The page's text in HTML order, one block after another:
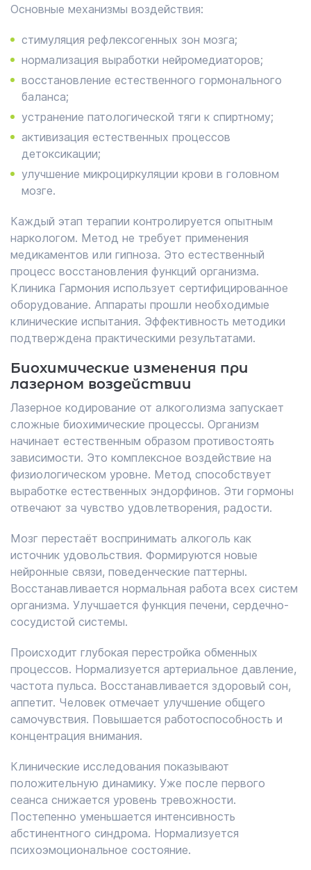
Основные механизмы воздействия:
стимуляция рефлексогенных зон мозга;
нормализация выработки нейромедиаторов;
восстановление естественного гормонального
баланса;
устранение патологической тяги к спиртному;
активизация естественных процессов
детоксикации;
улучшение микроциркуляции крови в головном
мозге.
Каждый этап терапии контролируется опытным
наркологом. Метод не требует применения
медикаментов или гипноза. Это естественный
процесс восстановления функций организма.
Клиника Гармония использует сертифицированное
оборудование. Аппараты прошли необходимые
клинические испытания. Эффективность методики
подтверждена практическими результатами.
Биохимические изменения при
лазерном воздействии
Лазерное кодирование от алкоголизма запускает
сложные биохимические процессы. Организм
начинает естественным образом противостоять
зависимости. Это комплексное воздействие на
физиологическом уровне. Метод способствует
выработке естественных эндорфинов. Эти гормоны
отвечают за чувство удовлетворения, радости.
Мозг перестаёт воспринимать алкоголь как
источник удовольствия. Формируются новые
нейронные связи, поведенческие паттерны.
Восстанавливается нормальная работа всех систем
организма. Улучшается функция печени, сердечно-
сосудистой системы.
Происходит глубокая перестройка обменных
процессов. Нормализуется артериальное давление,
частота пульса. Восстанавливается здоровый сон,
аппетит. Человек отмечает улучшение общего
самочувствия. Повышается работоспособность и
концентрация внимания.
Клинические исследования показывают
положительную динамику. Уже после первого
сеанса снижается уровень тревожности.
Постепенно уменьшается интенсивность
абстинентного синдрома. Нормализуется
психоэмоциональное состояние.